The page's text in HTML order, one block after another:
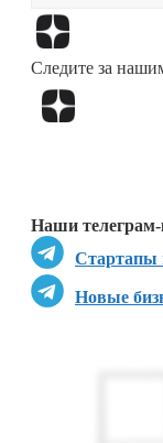
Следите за
Наши
Стартапы
Новые